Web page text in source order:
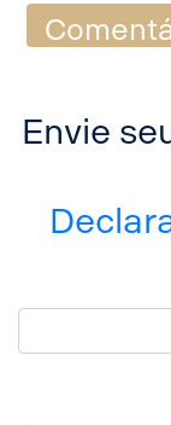
Envie